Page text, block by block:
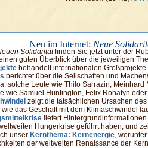
Neu im Internet: Neue
Solidaritätfinden Sie jetzt unter der
guten Überblick über die jeweiligen
behandelt internationalen
berichtet über die Seilschaften und
solche Leute wie Thilo Sarrazin,
wie Samuel Huntington, Felix Rohatyn
zeigt die tatsächlichen Ursachen
das Geschäft mit dem Klimaschwindel
liefert
Hungerkrise geführt haben, und
unser Kernthema: Kernenergie,
der weltweiten Renaissance der